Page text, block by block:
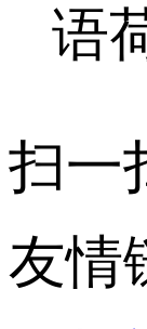
语
扫一
友情